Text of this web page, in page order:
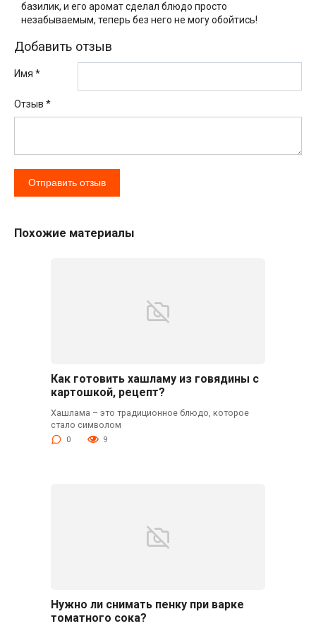
базилик, и его аромат сделал блюдо просто
незабываемым, теперь без него не могу обойтись!
Добавить отзыв
Имя *
Отзыв *
Похожие материалы
Как готовить хашламу из говядины с
картошкой, рецепт?
Хашлама – это традиционное блюдо, которое
стало символом
0 9
Нужно ли снимать пенку при варке
томатного сока?